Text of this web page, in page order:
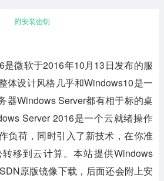
附安装密钥
是微软于2016年10月13日发布的服
体设计风格几乎和Windows10是一
器Windows Server都有相于标的桌
Server 2016是一个云就绪操作
负荷，同时引入了新技术，在你准
移到云计算。本站提供Windows
原版镜像下载，后面还会附上安